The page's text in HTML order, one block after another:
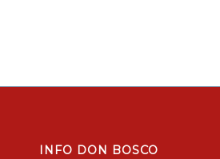
INFO DON BOSCO